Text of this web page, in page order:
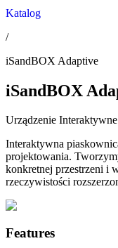
Katalog
/
iSandBOX Adaptive
iSandBOX
Urządzenie Interaktywne
Interaktywna
projektowania.
konkretnej przestrzeni i
rzeczywistości
Features